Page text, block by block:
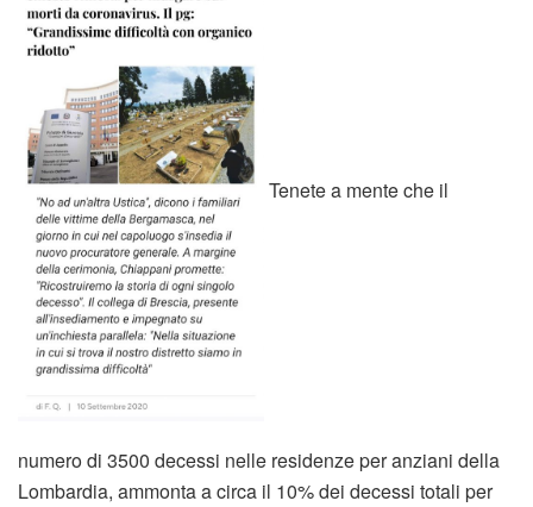
Tenete a mente che il
numero di 3500 decessi nelle residenze per anziani della
Lombardia, ammonta a circa il 10% dei decessi totali per